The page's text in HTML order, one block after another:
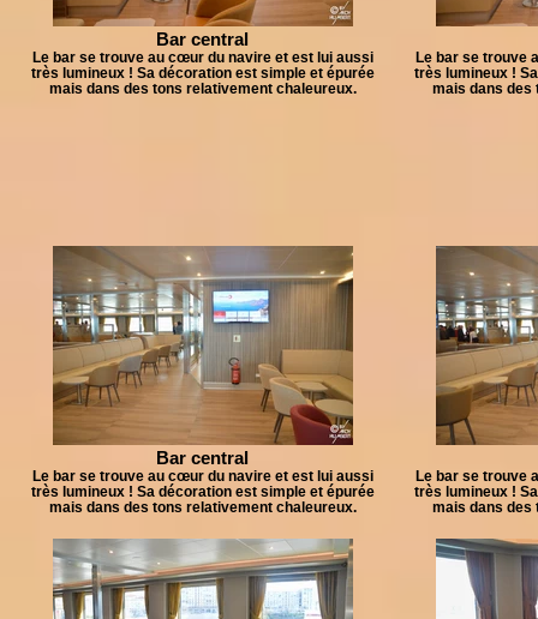
Bar central
Le bar se trouve au cœur du navire et est lui aussi
très lumineux ! Sa décoration est simple et épurée
mais dans des tons relativement chaleureux.
Le bar se trouve
très lumineux !
mais dans des
Bar central
Le bar se trouve au cœur du navire et est lui aussi
très lumineux ! Sa décoration est simple et épurée
mais dans des tons relativement chaleureux.
Le bar se trouve
très lumineux !
mais dans des